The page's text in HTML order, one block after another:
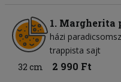
1. Margherita
házi
trappista sajt
32 cm
2 990 Ft